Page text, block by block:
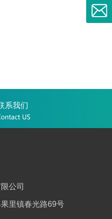
系我们
公司
里镇春光路69号